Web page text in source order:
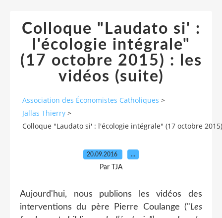
Colloque "Laudato si' :
l'écologie intégrale"
(17 octobre 2015) : les
vidéos (suite)
Association des Économistes Catholiques >
Jallas Thierry >
Colloque "Laudato si' : l'écologie intégrale" (17 octobre
20.09.2016 …
Par TJA
Aujourd'hui, nous publions les vidéos des
interventions du père Pierre Coulange ("Les